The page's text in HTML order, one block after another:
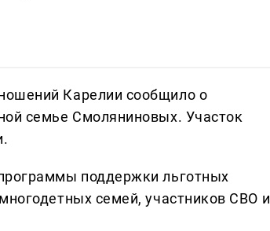
Карелии сообщило о
семье Смоляниновых. Участок
поддержки льготных
семей, участников СВО и